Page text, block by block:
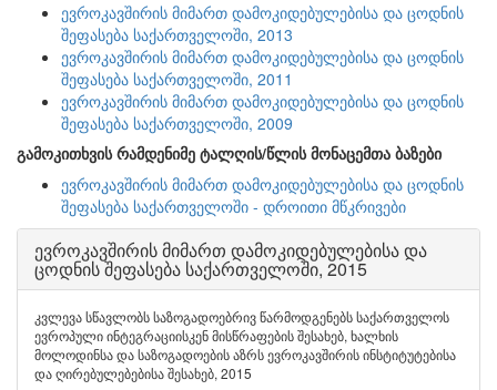
ევროკავშირის მიმართ დამოკიდებულებისა და ცოდნის
შეფასება საქართველოში, 2013
ევროკავშირის მიმართ დამოკიდებულებისა და ცოდნის
შეფასება საქართველოში, 2011
ევროკავშირის მიმართ დამოკიდებულებისა და ცოდნის
შეფასება საქართველოში, 2009
გამოკითხვის რამდენიმე ტალღის/წლის მონაცემთა ბაზები
ევროკავშირის მიმართ დამოკიდებულებისა და ცოდნის
შეფასება საქართველოში - დროითი მწკრივები
ევროკავშირის მიმართ დამოკიდებულებისა და
ცოდნის შეფასება საქართველოში, 2015
კვლევა სწავლობს საზოგადოებრივ წარმოდგენებს საქართველოს
ევროპული ინტეგრაციისკენ მისწრაფების შესახებ, ხალხის
მოლოდინსა და საზოგადოების აზრს ევროკავშირის ინსტიტუტებისა
და ღირებულებებისა შესახებ, 2015